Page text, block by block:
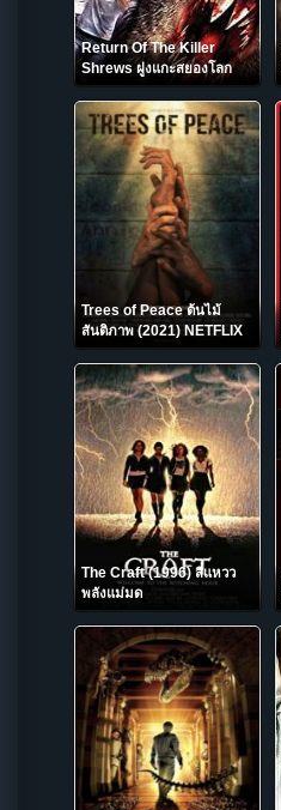
Return Of The Killer
Shrews ฝูงแกะสยองโลก
2013
Trees of Peace ต้นไม้
สันติภาพ (2021) NETFLIX
The Craft (1996) สี่แหวว
พลังแม่มด